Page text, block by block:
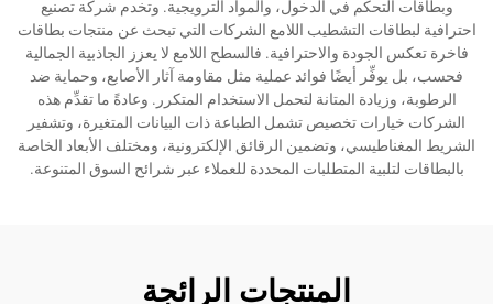
وبطاقات التحكم في الدخول، والمواد الترويجية. وتخدم شركة تصنيع
احترافية لبطاقات التشطيب اللامع الشركات التي تبحث عن منتجات بطاقات
فاخرة تعكس الجودة والاحترافية. فالسطح اللامع لا يعزز الجاذبية الجمالية
فحسب، بل يوفِّر أيضًا فوائد عملية مثل مقاومة آثار الأصابع، وحماية ضد
الرطوبة، وزيادة المتانة لتحمل الاستخدام المتكرر. وعادةً ما تقدِّم هذه
الشركات خيارات تخصيص تشمل الطباعة ذات البيانات المتغيرة، وتشفير
الشريط المغناطيسي، وتضمين الرقائق الإلكترونية، ومختلف الأبعاد الخاصة
بالبطاقات لتلبية المتطلبات المحددة للعملاء عبر شرائح السوق المتنوعة.
المنتجات الرائجة